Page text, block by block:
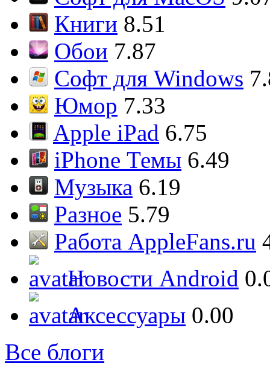
Книги 8.51
Обои 7.87
Софт для Windows
Юмор 7.33
Apple iPad 6.75
iPhone Темы 6.49
Музыка 6.19
Разное 5.79
Работа AppleFans.ru
Новости Android
Аксессуары 0.00
Все блоги